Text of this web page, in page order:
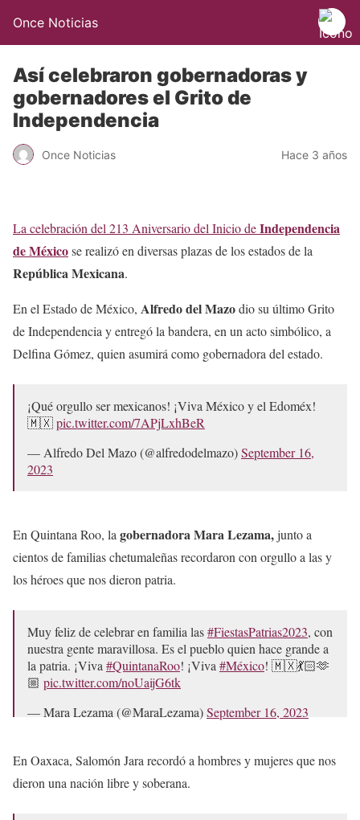
Once Noticias
Así celebraron gobernadoras y
gobernadores el Grito de
Independencia
Once Noticias Hace 3 años
La celebración del 213 Aniversario del Inicio deIndependencia
de Méxicose realizó en diversas plazas de los estados de la
República Mexicana.
En el Estado de México, Alfredo del Mazodio su último Grito
de Independencia y entregó la bandera, en un acto simbólico, a
Delfina Gómez, quien asumirá como gobernadora del estado.
¡Qué orgullo ser mexicanos! ¡Viva México y el Edoméx!
🇲🇽pic.twitter.com/7APjLxhBeR
— Alfredo Del Mazo (@alfredodelmazo)September 16,
2023
En Quintana Roo, la gobernadora Mara Lezama,junto a
cientos de familias chetumaleñas recordaron con orgullo a las y
los héroes que nos dieron patria.
Muy feliz de celebrar en familia las#FiestasPatrias2023, con
nuestra gente maravillosa. Es el pueblo quien hace grande a
la patria. ¡Viva #QuintanaRoo! ¡Viva #México! 🇲🇽💃🏻🫶
🏼 pic.twitter.com/noUaijG6tk
— Mara Lezama (@MaraLezama)September 16, 2023
En Oaxaca, Salomón Jara recordó a hombres y mujeres que nos
dieron una nación libre y soberana.